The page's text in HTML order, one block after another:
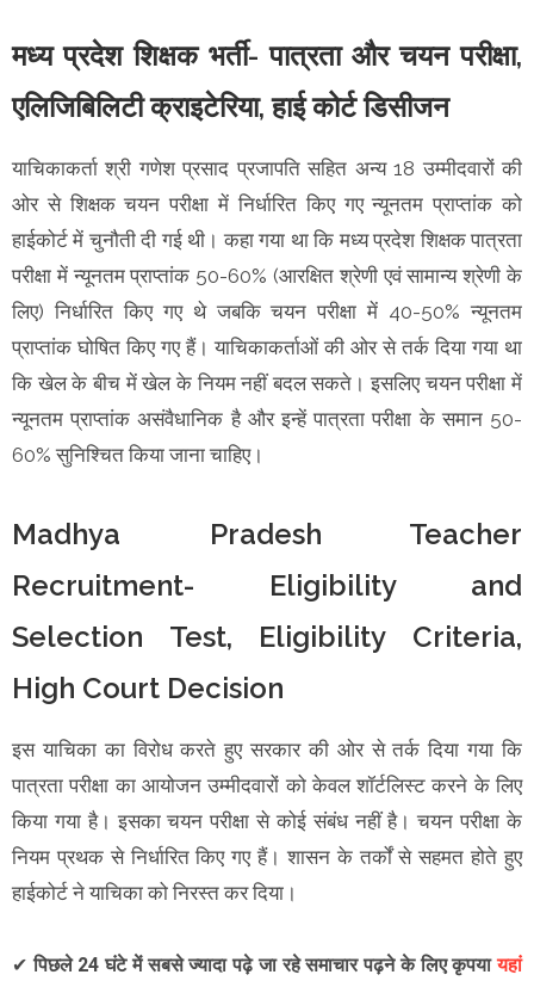
मध्य प्रदेश शिक्षक भर्ती- पात्रता और चयन परीक्षा,
एलिजिबिलिटी क्राइटेरिया, हाई कोर्ट डिसीजन
याचिकाकर्ता श्री गणेश प्रसाद प्रजापति सहित अन्य 18 उम्मीदवारों की
ओर से शिक्षक चयन परीक्षा में निर्धारित किए गए न्यूनतम प्राप्तांक को
हाईकोर्ट में चुनौती दी गई थी। कहा गया था कि मध्य प्रदेश शिक्षक पात्रता
परीक्षा में न्यूनतम प्राप्तांक 50-60% (आरक्षित श्रेणी एवं सामान्य श्रेणी के
लिए) निर्धारित किए गए थे जबकि चयन परीक्षा में 40-50% न्यूनतम
प्राप्तांक घोषित किए गए हैं। याचिकाकर्ताओं की ओर से तर्क दिया गया था
कि खेल के बीच में खेल के नियम नहीं बदल सकते। इसलिए चयन परीक्षा में
न्यूनतम प्राप्तांक असंवैधानिक है और इन्हें पात्रता परीक्षा के समान 50-
60% सुनिश्चित किया जाना चाहिए।
Madhya Pradesh Teacher
Recruitment- Eligibility and
Selection Test, Eligibility Criteria,
High Court Decision
इस याचिका का विरोध करते हुए सरकार की ओर से तर्क दिया गया कि
पात्रता परीक्षा का आयोजन उम्मीदवारों को केवल शॉर्टलिस्ट करने के लिए
किया गया है। इसका चयन परीक्षा से कोई संबंध नहीं है। चयन परीक्षा के
नियम प्रथक से निर्धारित किए गए हैं। शासन के तर्कों से सहमत होते हुए
हाईकोर्ट ने याचिका को निरस्त कर दिया।
✔पिछले 24 घंटे में सबसे ज्यादा पढ़े जा रहे समाचार पढ़ने के लिए कृपयायहां